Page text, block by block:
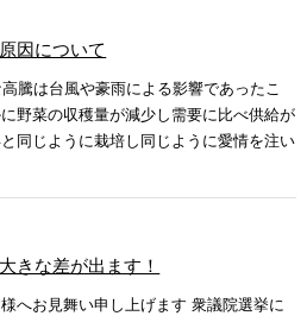
因について
騰は台風や豪雨による影響であったこ
野菜の収穫量が減少し需要に比べ供給が
同じように栽培し同じように愛情を注い
きな差が出ます！
へお見舞い申し上げます 衆議院選挙に